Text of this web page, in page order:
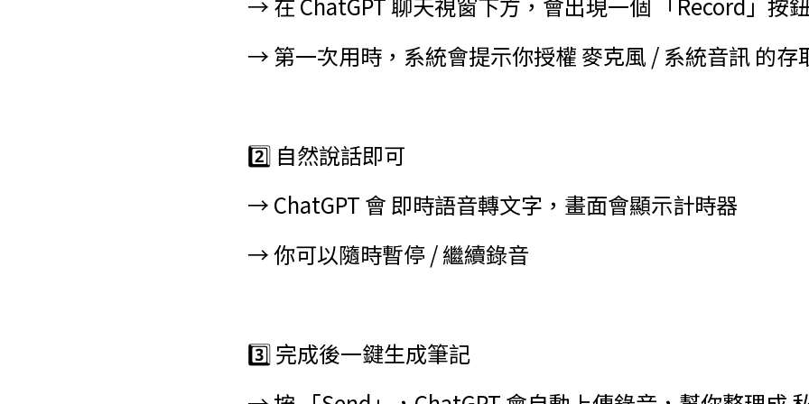
→ 第一次用時，系統會提示你授權 麥克風 / 系統音訊 的存
2️⃣ 自然說話即可
→ ChatGPT 會 即時語音轉文字，畫面會顯示計時器
→ 你可以隨時暫停 / 繼續錄音
3️⃣ 完成後一鍵生成筆記